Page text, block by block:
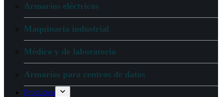
Armarios eléctricos
Maquinaria industrial
Médico y de laboratorio
Armarios para centros de datos
Productos